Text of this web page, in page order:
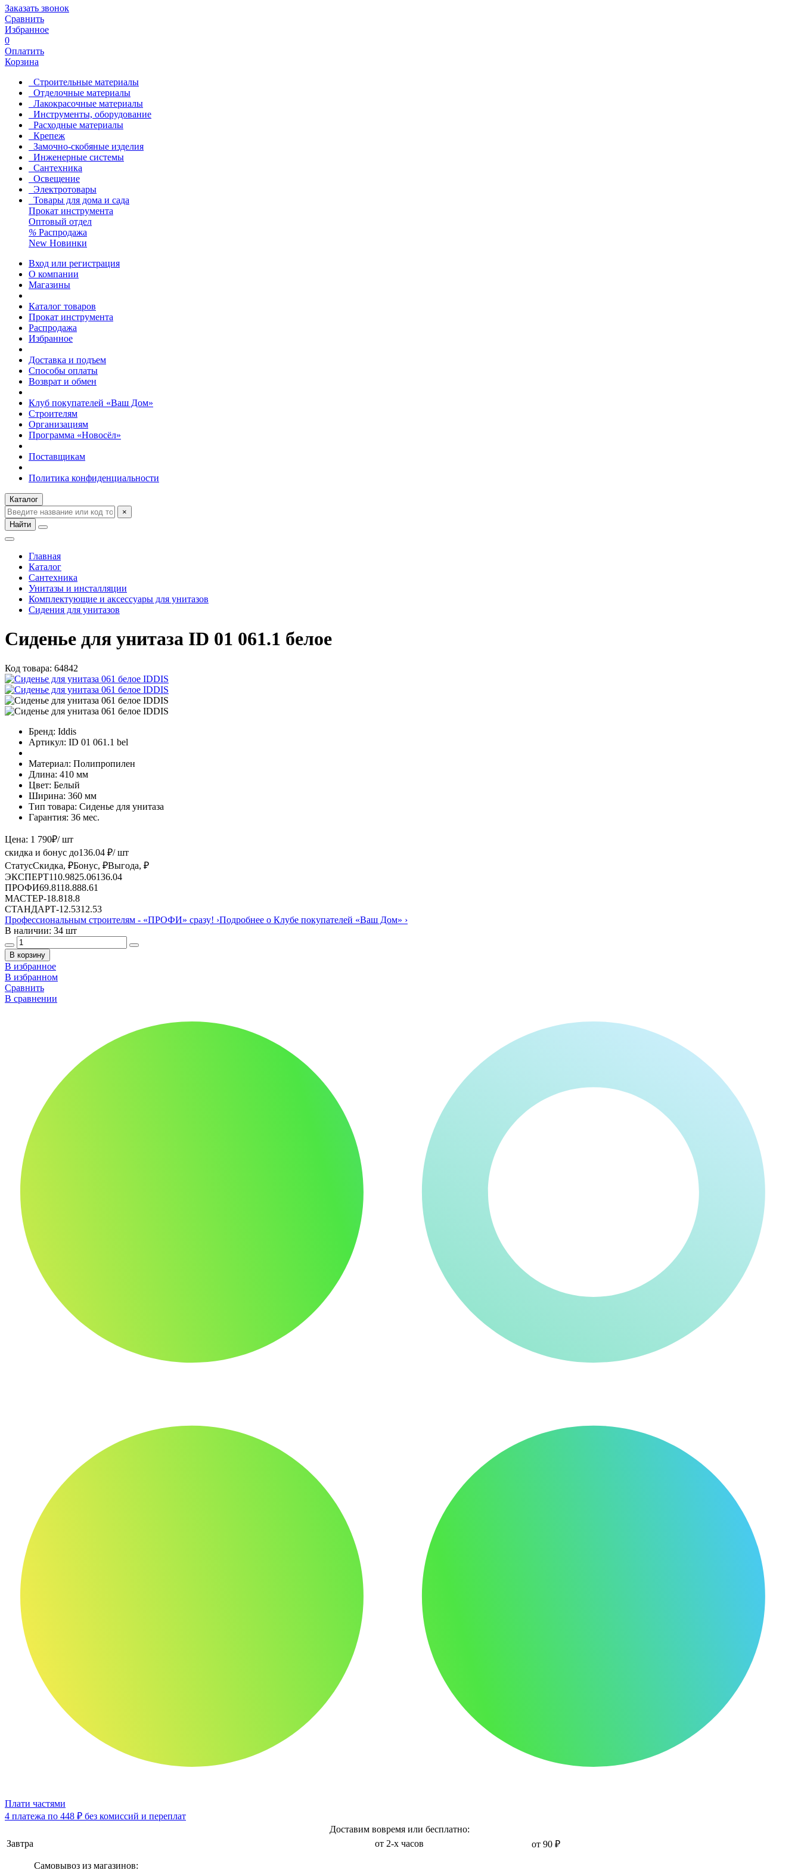
Заказать звонок
Сравнить
Избранное
0
Оплатить
Корзина
Строительные материалы
Отделочные материалы
Лакокрасочные материалы
Инструменты, оборудование
Расходные материалы
Крепеж
Замочно-скобяные изделия
Инженерные системы
Сантехника
Освещение
Электротовары
Товары для дома и сада
Прокат инструмента
Оптовый отдел
% Распродажа
New Новинки
Вход или регистрация
О компании
Магазины
Каталог товаров
Прокат инструмента
Распродажа
Избранное
Доставка и подъем
Способы оплаты
Возврат и обмен
Клуб покупателей «Ваш Дом»
Строителям
Организациям
Программа «Новосёл»
Поставщикам
Политика конфиденциальности
Каталог
×
Найти
Главная
Каталог
Сантехника
Унитазы и инсталляции
Комплектующие и аксессуары для унитазов
Сидения для унитазов
Сиденье для унитаза ID 01 061.1 белое
Код товара: 64842
Бренд: Iddis
Артикул: ID 01 061.1 bel
Материал: Полипропилен
Длина: 410 мм
Цвет: Белый
Ширина: 360 мм
Тип товара: Сиденье для унитаза
Гарантия: 36 мес.
Цена: 1 790₽/ шт
скидка и бонус до136.04 ₽/ шт
СтатусСкидка, ₽Бонус, ₽Выгода, ₽
ЭКСПЕРТ110.9825.06136.04
ПРОФИ69.8118.888.61
МАСТЕР-18.818.8
СТАНДАРТ-12.5312.53
Профессиональным строителям - «ПРОФИ» сразу! ›Подробнее о Клубе покупателей «Ваш Дом» ›
В наличии: 34 шт
В корзину
В избранное
В избранном
Сравнить
В сравнении
Плати частями
4 платежа по 448 ₽ без комиссий и переплат
Доставим вовремя или бесплатно:
Завтра
от 2-х часов от 90 ₽
Самовывоз из магазинов: